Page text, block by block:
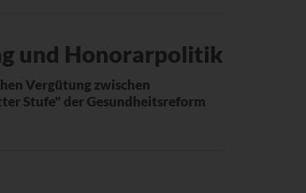
und Honorarpolitik
Vergütung zwischen
Stufe" der Gesundheitsreform